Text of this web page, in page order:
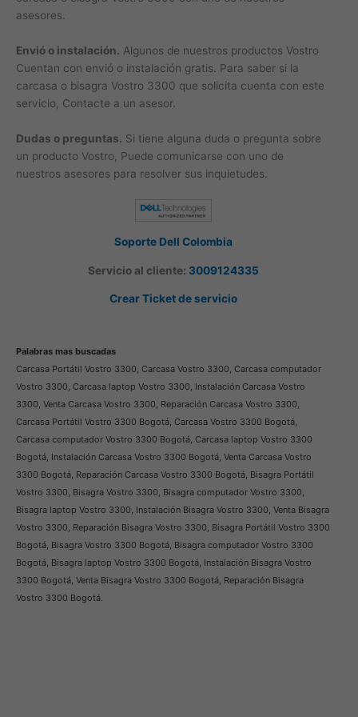
asesores.
Envió o instalación. Algunos de nuestros productos Vostro
Cuentan con envió o instalación gratis. Para saber si la
carcasa o bisagra Vostro 3300 que solicita cuenta con este
servicio, Contacte a un asesor.
Dudas o preguntas. Si tiene alguna duda o pregunta sobre
un producto Vostro, Puede comunicarse con uno de
nuestros asesores para resolver sus inquietudes.
Soporte Dell Colombia
Servicio al cliente: 3009124335
Crear Ticket de servicio
Palabras mas buscadas
Carcasa Portátil Vostro 3300, Carcasa Vostro 3300, Carcasa computador
Vostro 3300, Carcasa laptop Vostro 3300, Instalación Carcasa Vostro
3300, Venta Carcasa Vostro 3300, Reparación Carcasa Vostro 3300,
Carcasa Portátil Vostro 3300 Bogotá, Carcasa Vostro 3300 Bogotá,
Carcasa computador Vostro 3300 Bogotá, Carcasa laptop Vostro 3300
Bogotá, Instalación Carcasa Vostro 3300 Bogotá, Venta Carcasa Vostro
3300 Bogotá, Reparación Carcasa Vostro 3300 Bogotá, Bisagra Portátil
Vostro 3300, Bisagra Vostro 3300, Bisagra computador Vostro 3300,
Bisagra laptop Vostro 3300, Instalación Bisagra Vostro 3300, Venta Bisagra
Vostro 3300, Reparación Bisagra Vostro 3300, Bisagra Portátil Vostro 3300
Bogotá, Bisagra Vostro 3300 Bogotá, Bisagra computador Vostro 3300
Bogotá, Bisagra laptop Vostro 3300 Bogotá, Instalación Bisagra Vostro
3300 Bogotá, Venta Bisagra Vostro 3300 Bogotá, Reparación Bisagra
Vostro 3300 Bogotá.